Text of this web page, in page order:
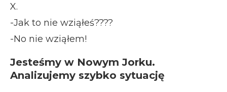
X.
-Jak to nie wziąłeś????
-No nie wziąłem!
Jesteśmy w Nowym Jorku.
Analizujemy szybko sytuację